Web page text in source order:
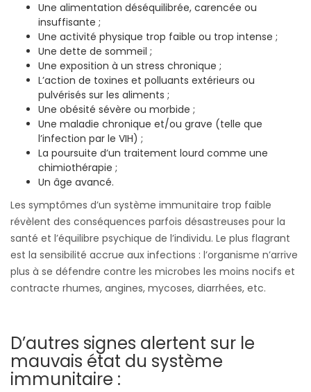
Une alimentation déséquilibrée, carencée ou
insuffisante ;
Une activité physique trop faible ou trop intense ;
Une dette de sommeil ;
Une exposition à un stress chronique ;
L’action de toxines et polluants extérieurs ou
pulvérisés sur les aliments ;
Une obésité sévère ou morbide ;
Une maladie chronique et/ou grave (telle que
l’infection par le VIH) ;
La poursuite d’un traitement lourd comme une
chimiothérapie ;
Un âge avancé.
Les symptômes d’un système immunitaire trop faible
révèlent des conséquences parfois désastreuses pour la
santé et l’équilibre psychique de l’individu. Le plus flagrant
est la sensibilité accrue aux infections : l’organisme n’arrive
plus à se défendre contre les microbes les moins nocifs et
contracte rhumes, angines, mycoses, diarrhées, etc.
D’autres signes alertent sur le
mauvais état du système
immunitaire :